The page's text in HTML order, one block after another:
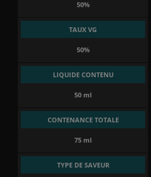
50%
TAUX VG
50%
LIQUIDE CONTENU
50 ml
CONTENANCE TOTALE
75 ml
TYPE DE SAVEUR